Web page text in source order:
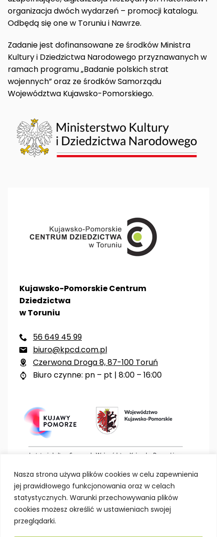
Nasza strona używa plików cookies w celu zapewnienia
jej prawidłowego funkcjonowania oraz w celach
statystycznych. Warunki przechowywania plików
cookies możesz określić w ustawieniach swojej
przeglądarki.
organizacja dwóch wydarzeń – promocji katalogu.
Odbędą się one w Toruniu i Nawrze.
Zadanie jest dofinansowane ze środków Ministra
Kultury i Dziedzictwa Narodowego przyznawanych w
ramach programu „Badanie polskich strat
wojennych” oraz ze środków Samorządu
Województwa Kujawsko-Pomorskiego.
Kujawsko-Pomorskie Centrum
Dziedzictwa
w Toruniu
 56 649 45 99
 biuro@kpcd.com.pl
 Czerwona Droga 8, 87-100 Toruń
 Biuro czynne: pn – pt | 8:00 – 16:00